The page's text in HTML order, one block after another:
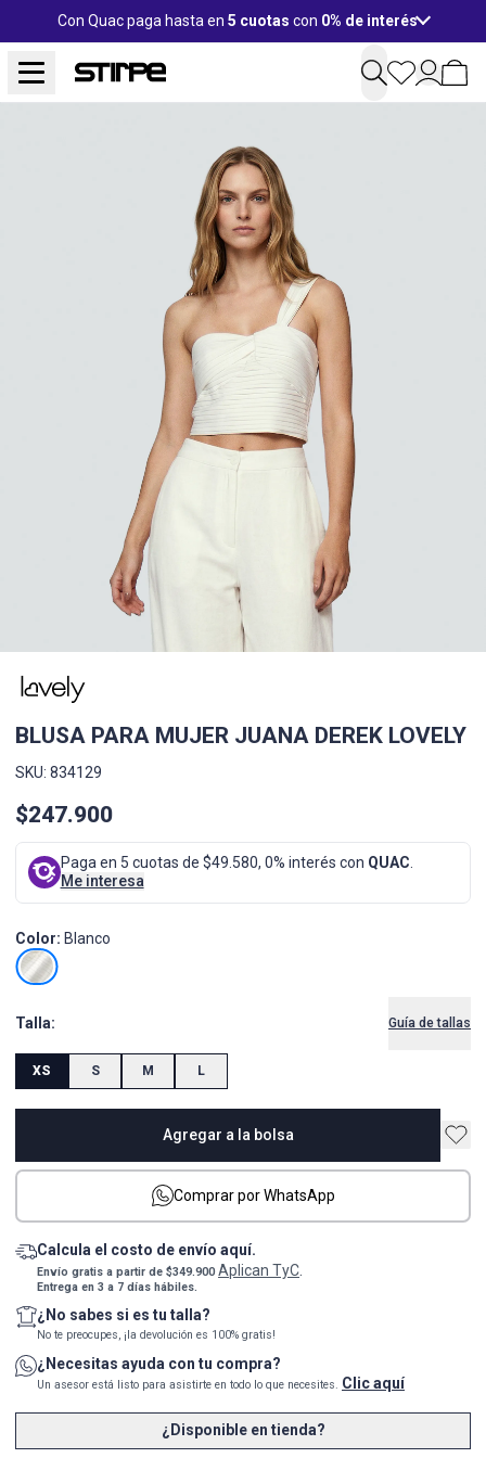
Con Quac paga hasta en 5 cuotas con 0% de interés
BLUSA PARA MUJER JUANA DEREK LOVELY
SKU: 834129
$247.900
Paga en 5 cuotas de $49.580, 0% interés con QUAC
Me interesa
Color: Blanco
Talla: Guía de tallas
XS S M L
Agregar a la bolsa
Comprar por WhatsApp
Calcula el costo de envío aquí.
Envío gratis a partir de $349.900Aplican TyC.
Entrega en 3 a 7 días hábiles.
¿No sabes si es tu talla?
No te preocupes, ¡la devolución es 100% gratis!
¿Necesitas ayuda con tu compra?
Un asesor está listo para asistirte en todo lo que necesites. Clic aquí
¿Disponible en tienda?